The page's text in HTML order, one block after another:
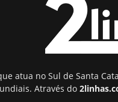
atua no Sul de Santa
Através do